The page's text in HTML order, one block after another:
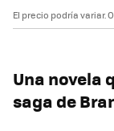
El precio podría variar.
Una novela
saga de